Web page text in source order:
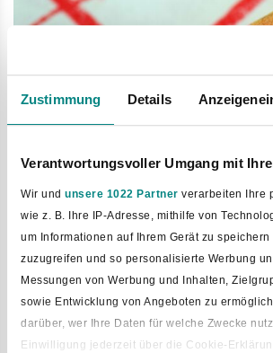
Zustimmung Details
Verantwortungsvoller Umgang mit
Wir und unsere 1022 Partner verarbeiten Ihre
wie z. B. Ihre IP-Adresse, mithilfe von
um Informationen auf Ihrem Gerät zu
zuzugreifen und so personalisierte Werbung
Messungen von Werbung und Inhalten,
sowie Entwicklung von Angeboten zu
darüber, wer Ihre Daten für welche Zwecke
Einwilligung jederzeit über die Cookie-
22. Januar 2025
Bekanntmachung der
Laer über das Recht auf
das Wählerverzeichnis
Erteilung von
Wahl zum 21. Deutschen